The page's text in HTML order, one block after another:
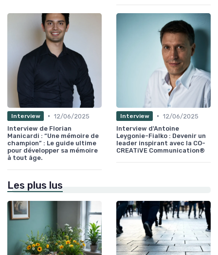
Interview • 12/06/2025
Interview de Florian
Manicardi : “Une mémoire de
champion” : Le guide ultime
pour développer sa mémoire
à tout âge.
Interview • 12/06/2025
Interview d'Antoine
Leygonie-Fialko : Devenir un
leader inspirant avec la CO-
CREATiVE Communication®
Les plus lus